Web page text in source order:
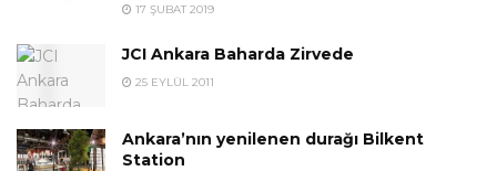
17 ŞUBAT 2019
JCI Ankara Baharda Zirvede
25 EYLÜL 2011
Ankara’nın yenilenen durağı Bilkent
Station